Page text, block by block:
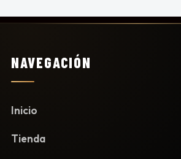
NAVEGACIÓN
Inicio
Tienda